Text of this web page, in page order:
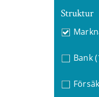
Struktur
Bank